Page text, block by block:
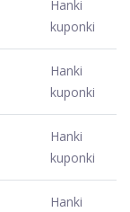
Hanki
kuponki
Hanki
kuponki
Hanki
kuponki
Hanki